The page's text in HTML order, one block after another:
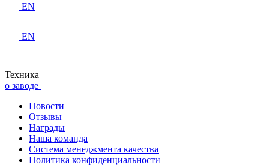
EN
EN
Техника
о заводе
Новости
Отзывы
Награды
Наша команда
Система менеджмента качества
Политика конфиденциальности